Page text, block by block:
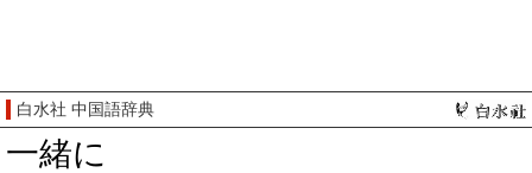
白水社 中国語辞典
一緒に